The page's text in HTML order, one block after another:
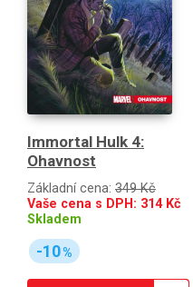
Immortal Hulk 4:
Ohavnost
Základní cena: 349 Kč
Vaše cena s DPH: 314Kč
Skladem
-10%